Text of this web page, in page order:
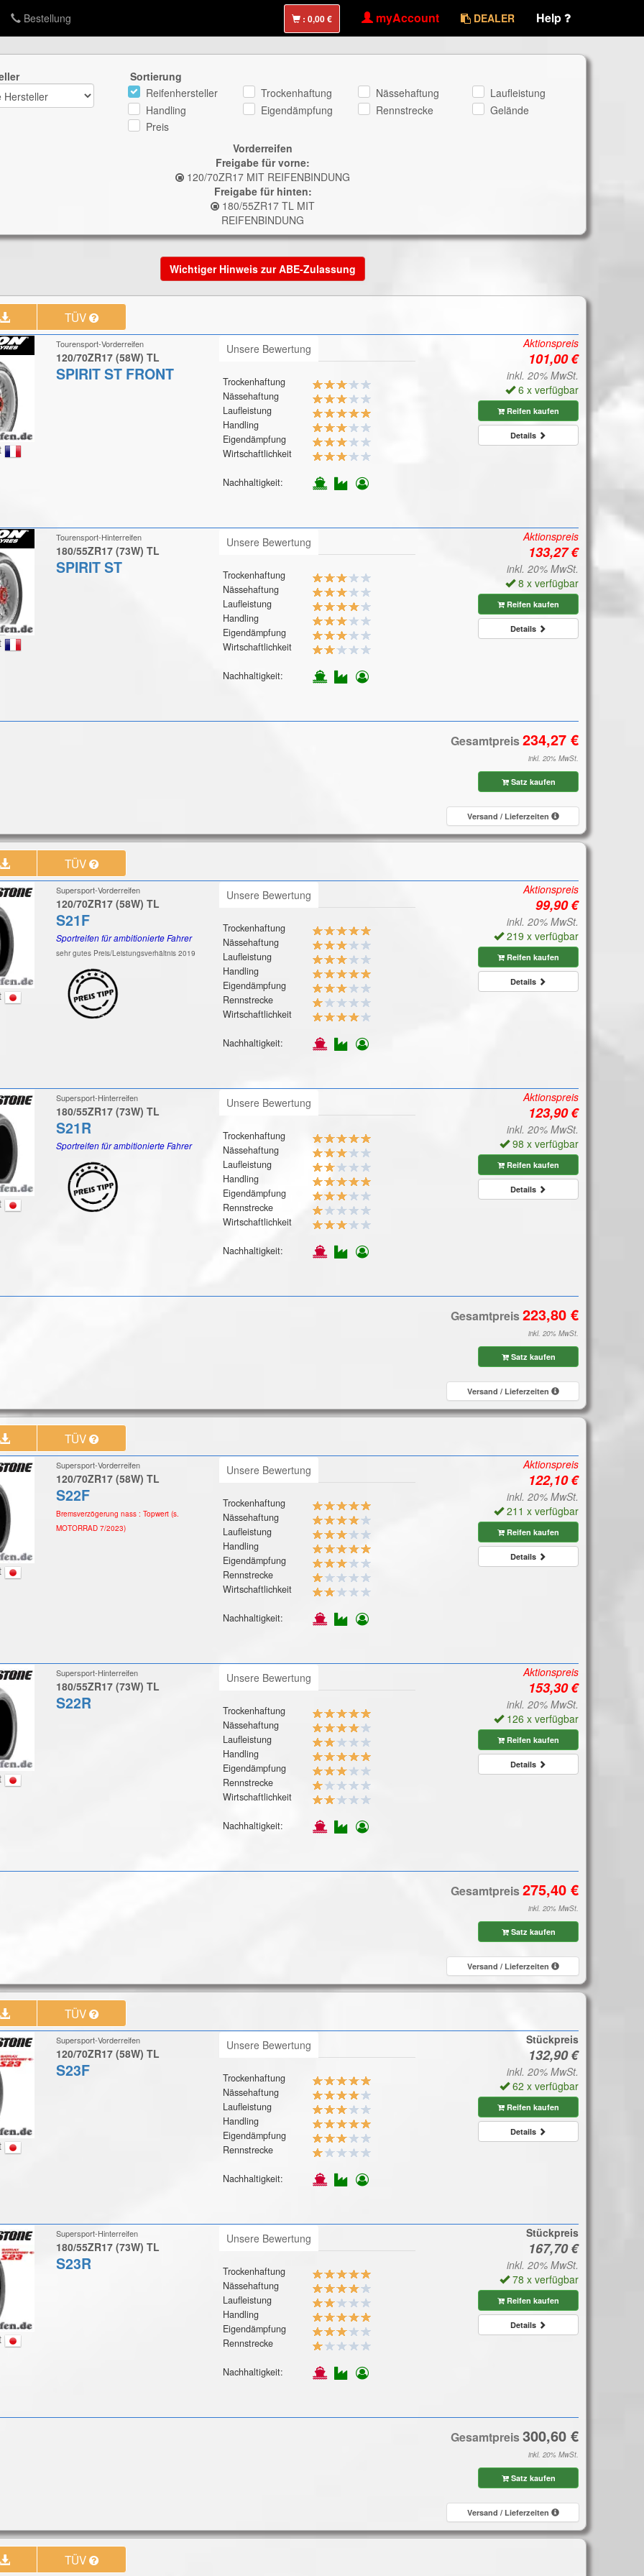
Bestellung : myAccount DEALER Help
Sortierung
Reifenhersteller
Trockenhaftung Nässehaftung
Laufleistung
Handling
Eigendämpfung Rennstrecke
Gelände
Preis
Vorderreifen
Freigabe für vorne:
120/70ZR17 MIT REIFENBINDUNG
Freigabe für hinten:
180/55ZR17 TL MIT
REIFENBINDUNG
Wichtiger Hinweis zur ABE-Zulassung
TÜV
Tourensport-Vorderreifen
120/70ZR17 (58W) TL
SPIRIT ST FRONT
Unsere Bewertung
Trockenhaftung
Nässehaftung
Laufleistung
Handling
Eigendämpfung
Wirtschaftlichkeit
Nachhaltigkeit:
Aktionspreis
inkl. 20% MwSt.
6 x verfügbar
Reifen kaufen
Details
Tourensport-Hinterreifen
180/55ZR17 (73W) TL
SPIRIT ST
Unsere Bewertung
Trockenhaftung
Nässehaftung
Laufleistung
Handling
Eigendämpfung
Wirtschaftlichkeit
Nachhaltigkeit:
Aktionspreis
inkl. 20% MwSt.
8 x verfügbar
Reifen kaufen
Details
Gesamtpreis
inkl. 20% MwSt.
Satz kaufen
Versand / Lieferzeiten
TÜV
Supersport-Vorderreifen
120/70ZR17 (58W) TL
S21F
Sportreifen für ambitionierte Fahrer
sehr gutes Preis/Leistungsverhältnis 2019
Unsere Bewertung
Trockenhaftung
Nässehaftung
Laufleistung
Handling
Eigendämpfung
Rennstrecke
Wirtschaftlichkeit
Nachhaltigkeit:
Aktionspreis
inkl. 20% MwSt.
219 x verfügbar
Reifen kaufen
Details
Supersport-Hinterreifen
180/55ZR17 (73W) TL
S21R
Sportreifen für ambitionierte Fahrer
Unsere Bewertung
Trockenhaftung
Nässehaftung
Laufleistung
Handling
Eigendämpfung
Rennstrecke
Wirtschaftlichkeit
Nachhaltigkeit:
Aktionspreis
inkl. 20% MwSt.
98 x verfügbar
Reifen kaufen
Details
Gesamtpreis
inkl. 20% MwSt.
Satz kaufen
Versand / Lieferzeiten
TÜV
Supersport-Vorderreifen
120/70ZR17 (58W) TL
S22F
Bremsverzögerung nass : Topwert (s.
MOTORRAD 7/2023)
Unsere Bewertung
Trockenhaftung
Nässehaftung
Laufleistung
Handling
Eigendämpfung
Rennstrecke
Wirtschaftlichkeit
Nachhaltigkeit:
Aktionspreis
inkl. 20% MwSt.
211 x verfügbar
Reifen kaufen
Details
Supersport-Hinterreifen
180/55ZR17 (73W) TL
S22R
Unsere Bewertung
Trockenhaftung
Nässehaftung
Laufleistung
Handling
Eigendämpfung
Rennstrecke
Wirtschaftlichkeit
Nachhaltigkeit:
Aktionspreis
inkl. 20% MwSt.
126 x verfügbar
Reifen kaufen
Details
Gesamtpreis
inkl. 20% MwSt.
Satz kaufen
Versand / Lieferzeiten
TÜV
Supersport-Vorderreifen
120/70ZR17 (58W) TL
S23F
Unsere Bewertung
Trockenhaftung
Nässehaftung
Laufleistung
Handling
Eigendämpfung
Rennstrecke
Nachhaltigkeit:
Stückpreis
inkl. 20% MwSt.
62 x verfügbar
Reifen kaufen
Details
Supersport-Hinterreifen
180/55ZR17 (73W) TL
S23R
Unsere Bewertung
Trockenhaftung
Nässehaftung
Laufleistung
Handling
Eigendämpfung
Rennstrecke
Nachhaltigkeit:
Stückpreis
inkl. 20% MwSt.
78 x verfügbar
Reifen kaufen
Details
Gesamtpreis
inkl. 20% MwSt.
Satz kaufen
Versand / Lieferzeiten
TÜV